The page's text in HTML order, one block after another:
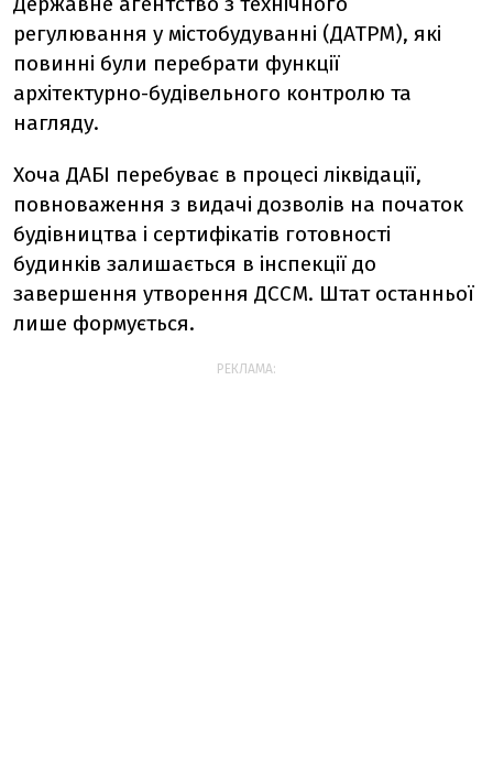
регулювання у містобудуванні (ДАТРМ), які
повинні були перебрати функції
архітектурно-будівельного контролю та
нагляду.
Хоча ДАБІ перебуває в процесі ліквідації,
повноваження з видачі дозволів на початок
будівництва і сертифікатів готовності
будинків залишається в інспекції до
завершення утворення ДССМ. Штат останньої
лише формується.
РЕКЛАМА: